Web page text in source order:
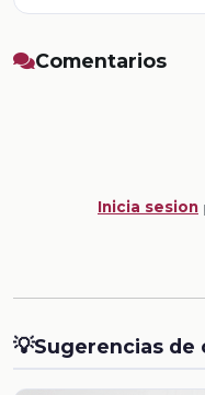
Comentarios
Inicia sesion
💡Sugerencias de